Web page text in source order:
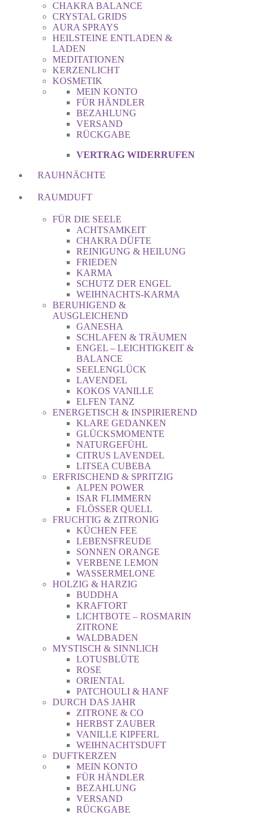
CHAKRA BALANCE
CRYSTAL GRIDS
AURA SPRAYS
HEILSTEINE ENTLADEN &
LADEN
MEDITATIONEN
KERZENLICHT
KOSMETIK
MEIN KONTO
FÜR HÄNDLER
BEZAHLUNG
VERSAND
RÜCKGABE
VERTRAG WIDERRUFEN
RAUHNÄCHTE
RAUMDUFT
FÜR DIE SEELE
ACHTSAMKEIT
CHAKRA DÜFTE
REINIGUNG & HEILUNG
FRIEDEN
KARMA
SCHUTZ DER ENGEL
WEIHNACHTS-KARMA
BERUHIGEND &
AUSGLEICHEND
GANESHA
SCHLAFEN & TRÄUMEN
ENGEL – LEICHTIGKEIT &
BALANCE
SEELENGLÜCK
LAVENDEL
KOKOS VANILLE
ELFEN TANZ
ENERGETISCH & INSPIRIEREND
KLARE GEDANKEN
GLÜCKSMOMENTE
NATURGEFÜHL
CITRUS LAVENDEL
LITSEA CUBEBA
ERFRISCHEND & SPRITZIG
ALPEN POWER
ISAR FLIMMERN
FLÖSSER QUELL
FRUCHTIG & ZITRONIG
KÜCHEN FEE
LEBENSFREUDE
SONNEN ORANGE
VERBENE LEMON
WASSERMELONE
HOLZIG & HARZIG
BUDDHA
KRAFTORT
LICHTBOTE – ROSMARIN
ZITRONE
WALDBADEN
MYSTISCH & SINNLICH
LOTUSBLÜTE
ROSE
ORIENTAL
PATCHOULI & HANF
DURCH DAS JAHR
ZITRONE & CO
HERBST ZAUBER
VANILLE KIPFERL
WEIHNACHTSDUFT
DUFTKERZEN
MEIN KONTO
FÜR HÄNDLER
BEZAHLUNG
VERSAND
RÜCKGABE